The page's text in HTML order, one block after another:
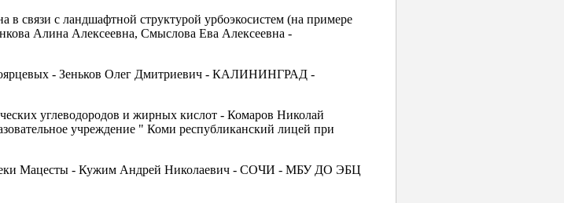
связи с ландшафтной структурой урбоэкосистем (на примере
Алина Алексеевна, Смыслова Ева Алексеевна -
- Зеньков Олег Дмитриевич - КАЛИНИНГРАД -
углеводородов и жирных кислот - Комаров Николай
учреждение " Коми республиканский лицей при
реки Мацесты - Кужим Андрей Николаевич - СОЧИ - МБУ ДО ЭБЦ